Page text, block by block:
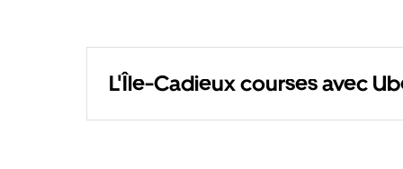
L'Île-Cadieux courses avec